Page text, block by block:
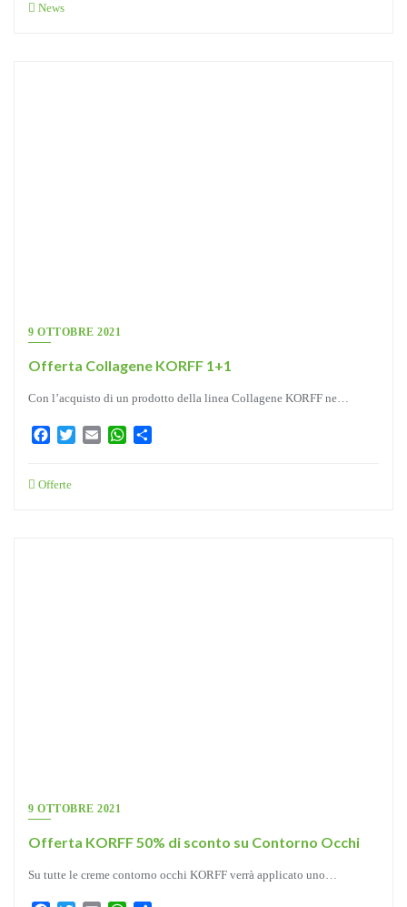
News
9 OTTOBRE 2021
Offerta Collagene KORFF 1+1
Con l’acquisto di un prodotto della linea Collagene KORFF ne…
FacebookTwitterEmail WhatsApp
Offerte
9 OTTOBRE 2021
Offerta KORFF 50% di sconto su Contorno Occhi
Su tutte le creme contorno occhi KORFF verrà applicato uno…